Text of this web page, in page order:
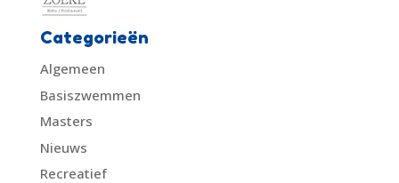
Categorieën
Algemeen
Basiszwemmen
Masters
Nieuws
Recreatief